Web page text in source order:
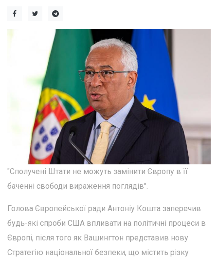
"Сполучені Штати не можуть замінити Європу в її
баченні свободи вираження поглядів".
Голова Європейської ради Антоніу Кошта заперечив
будь-які спроби США впливати на політичні процеси в
Європі, після того як Вашингтон представив нову
Стратегію національної безпеки, що містить різку